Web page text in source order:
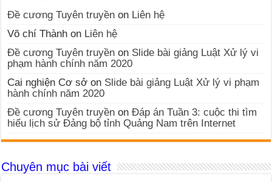
Đề cương Tuyên truyền on Liên hệ
Võ chí Thành on Liên hệ
Đề cương Tuyên truyền on Slide bài giảng Luật Xử lý vi
phạm hành chính năm 2020
Cai nghiện Cơ sở on Slide bài giảng Luật Xử lý vi phạm
hành chính năm 2020
Đề cương Tuyên truyền onĐáp án Tuần 3: cuộc thi tìm
hiểu lịch sử Đảng bộ tỉnh Quảng Nam trên Internet
Chuyên mục bài viết